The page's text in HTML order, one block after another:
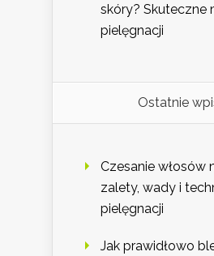
skóry? Skuteczne
pielęgnacji
Ostatnie
Czesanie włosów
zalety, wady i
pielęgnacji
Jak prawidłowo